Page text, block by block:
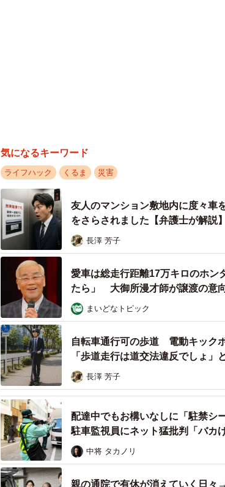
ップ」などを搭載しておくことが必要なようです。
出典：JAF公式アカウント「厳冬期の車中泊。寒さ
https://twitter.com/jaf_jp/status/
気になるキーワード
ライフハック くるま 災害
友人のマンション敷地内に度々車
をさらされました【弁護士が解説】
長澤 芳子
愛車は総走行距離17万キロのホ
たら」 大御所漫才師が譲渡の意
まいどなトピック
自転車通行可の歩道 電動キック
「歩道走行は道交法違反でしょ」
長澤 芳子
配達中でもお構いなしに「駐禁
駐車監視員にネット猛批判「バカ
中将 タカノリ
親の通院で有休が消えていく日